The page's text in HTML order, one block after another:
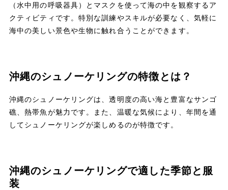
（水中用の呼吸器具）とマスクを使って海の中を観察するア
クティビティです。特別な訓練やスキルが必要なく、気軽に
海中の美しい景色や生物に触れ合うことができます。
沖縄のシュノーケリングの特徴とは？
沖縄のシュノーケリングは、透明度の高い海と豊富なサンゴ
礁、熱帯魚が魅力です。また、温暖な気候により、年間を通
してシュノーケリングが楽しめるのが特徴です。
沖縄のシュノーケリングで適した季節と服
装